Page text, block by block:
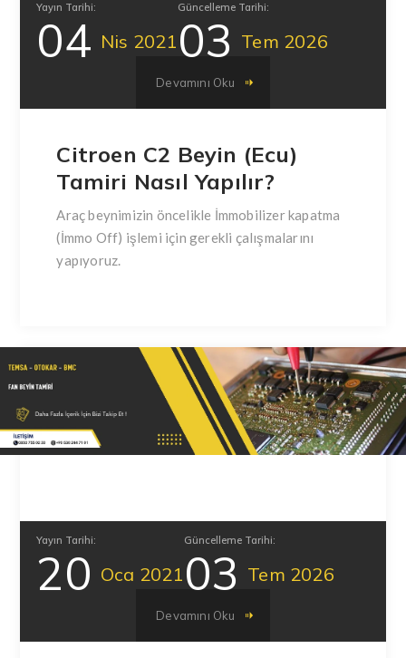
Yayın Tarihi:
04 Nis 2021
Güncelleme Tarihi:
03 Tem 2026
Devamını Oku
Citroen C2 Beyin (Ecu)
Tamiri Nasıl Yapılır?
Araç beynimizin öncelikle İmmobilizer kapatma
(İmmo Off) işlemi için gerekli çalışmalarını
yapıyoruz.
Yayın Tarihi:
20 Oca 2021
Güncelleme Tarihi:
03 Tem 2026
Devamını Oku